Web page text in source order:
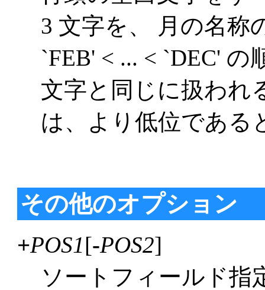
3 文字を、 月の名称
`FEB' < ... < `DEC'
文字と同じに扱われ
は、より低位である
その他のオプション
+POS1[-POS2]
ソートフィールド指